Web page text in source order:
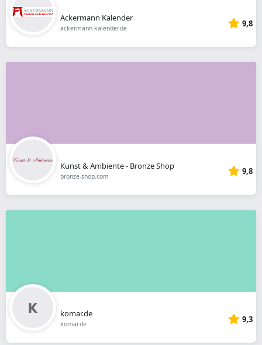
Ackermann Kalender
ackermann-kalender.de 9,8
Kunst & Ambiente - Bronze Shop
bronze-shop.com 9,8
komar.de
komar.de 9,3